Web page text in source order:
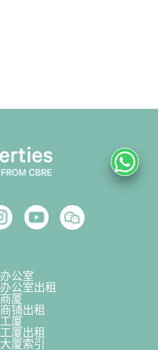
办公室
办公室出租
商厦
商铺出租
工厦
工厦出租
大厦索引